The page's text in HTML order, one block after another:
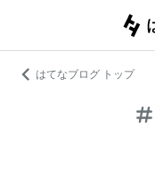
はてなブログ トップ